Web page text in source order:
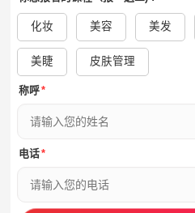
化妆 美容 美发
美睫 皮肤管理
称呼*
电话*